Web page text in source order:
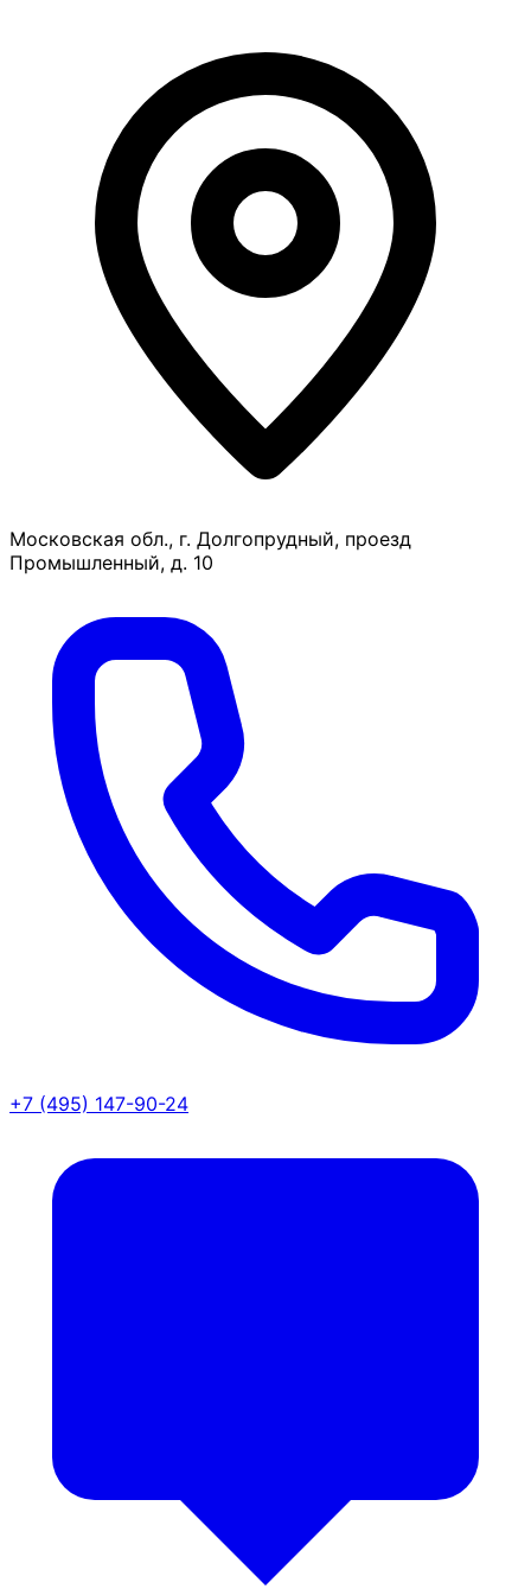
Московская обл., г. Долгопрудный, проезд
Промышленный, д. 10
+7 (495) 147-90-24